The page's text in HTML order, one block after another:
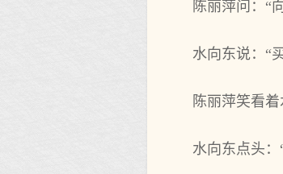
陈丽萍问：“
水向东说：“
陈丽萍笑看
水向东点头